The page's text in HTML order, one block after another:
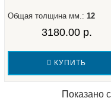
Общая толщина мм.: 12
3180.00 р.
КУПИТЬ
Показано